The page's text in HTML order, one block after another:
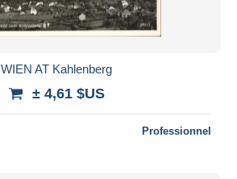
WIEN AT Kahlenberg
± 4,61 $US
Professionnel